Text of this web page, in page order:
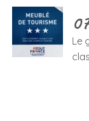
07
Le